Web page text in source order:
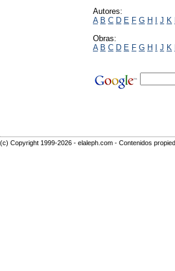
Autores:
A B C D E F G H I J K
Obras:
A B C D E F G H I J K
(c) Copyright 1999-2026 - elaleph.com - Contenidos